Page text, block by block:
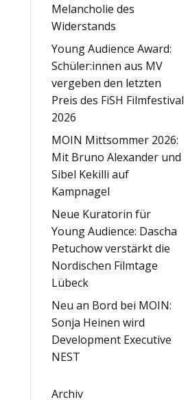
Melancholie des
Widerstands
Young Audience Award:
Schüler:innen aus MV
vergeben den letzten
Preis des FiSH Filmfestival
2026
MOIN Mittsommer 2026:
Mit Bruno Alexander und
Sibel Kekilli auf
Kampnagel
Neue Kuratorin für
Young Audience: Dascha
Petuchow verstärkt die
Nordischen Filmtage
Lübeck
Neu an Bord bei MOIN:
Sonja Heinen wird
Development Executive
NEST
Archiv